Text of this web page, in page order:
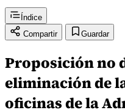
Índice
Compartir
Guardar
Proposición no
eliminación de
oficinas de la